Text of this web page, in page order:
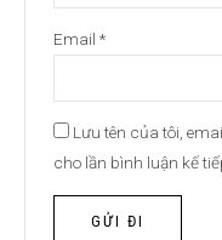
Email *
Lưu tên của tôi,
cho lần bình luận kế